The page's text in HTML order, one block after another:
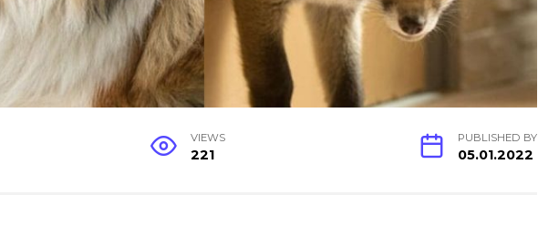
VIEWS
221
PUBLISHED BY
05.01.2022